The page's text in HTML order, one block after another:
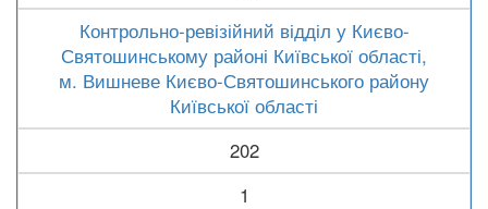
Контрольно-ревізійний відділ у Києво-
Святошинському районі Київської області,
м. Вишневе Києво-Святошинського району
Київської області
202
1